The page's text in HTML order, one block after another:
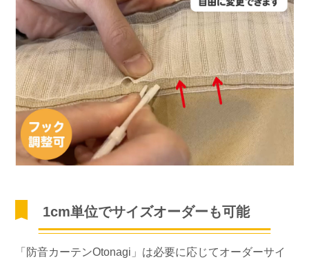
1cm単位でサイズオーダーも可能
「防音カーテンOtonagi」は必要に応じてオーダーサイ